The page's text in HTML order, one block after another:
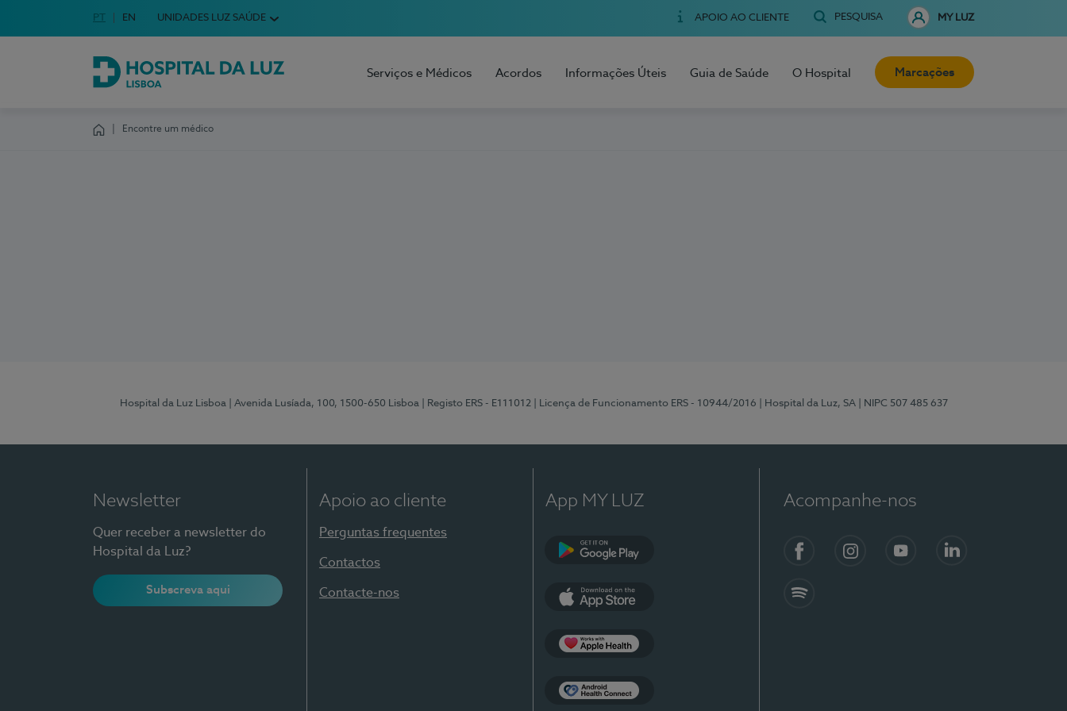
Escolha o seu idioma
Idioma em Português
PT English Language
EN UNIDADES LUZ SAÚDE APOIO AO CLIENTE PESQUISA MY LUZ
Hospital da Luz Lisboa
Serviços e Médicos Acordos Informações Úteis Guia de Saúde O Hospital Marcações
Encontre um médico
Hospital da Luz Lisboa | Avenida Lusíada, 100, 1500-650 Lisboa | Registo ERS - E111012 | Licença de Funcionamento ERS - 10944/2016 | Hospital da Luz, SA | NIPC 507 485 637
Newsletter
Quer receber a newsletter do
Hospital da Luz?
Subscreva aqui
Apoio ao cliente
Perguntas frequentes
Contactos
Contacte-nos
App MY LUZ Acompanhe-nos